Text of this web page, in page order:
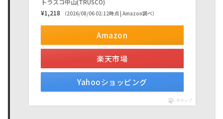
トラスコ中山(TRUSCO)
¥1,218
（2026/08/06 02:12時点 | Amazon調べ）
Amazon
楽天市場
Yahooショッピング
ポチップ